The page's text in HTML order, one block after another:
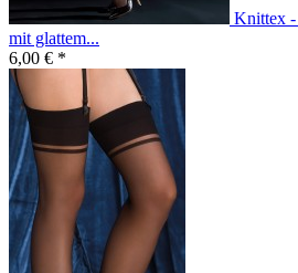
Knittex -
mit glattem...
6,00 € *